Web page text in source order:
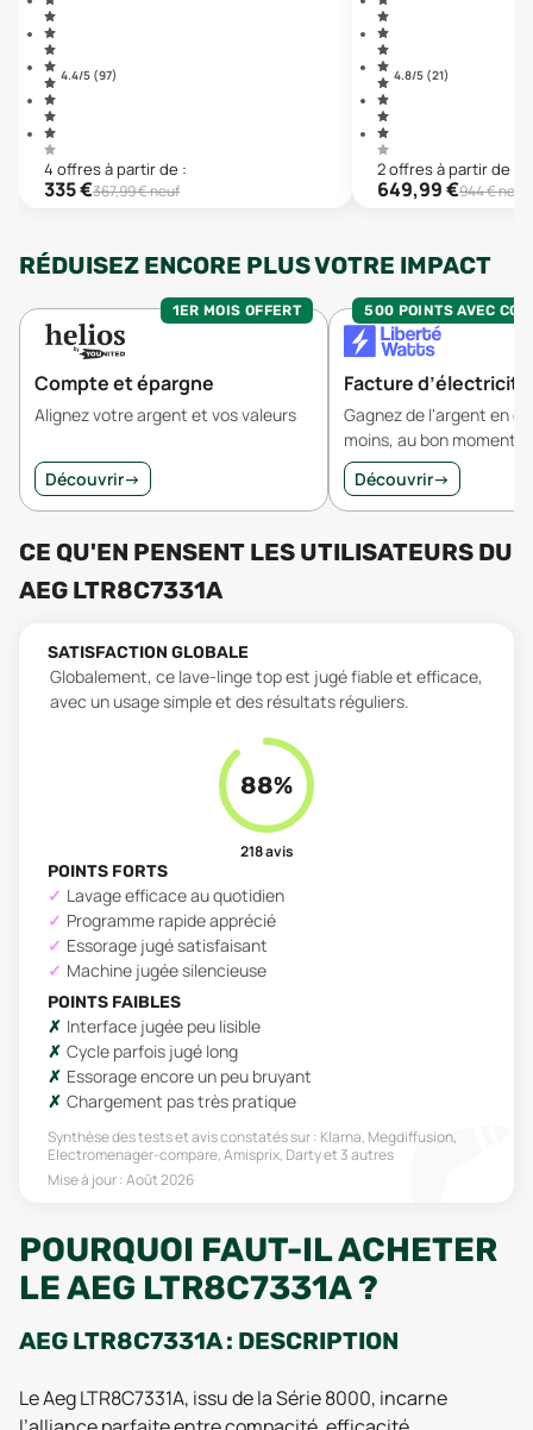
4.4/5 (97)
4 offresà partir de :
335€367,99€ neuf
4.8/5 (21)
2offresà partir de :
649,99€944€ neuf
RÉDUISEZ ENCORE PLUS VOTRE IMPACT
1ER MOIS OFFERT
Compte et épargne
Alignez votre argent et vos valeurs
Découvrir→
500 POINTS AVEC
Facture d’électricité
Gagnez de l'argent en
moins, au bon moment.
Découvrir→
CE QU'EN PENSENT LES UTILISATEURS DU
AEG LTR8C7331A
SATISFACTION GLOBALE
Globalement, ce lave-linge top est jugé fiable et efficace,
avec un usage simple et des résultats réguliers.
88%
218avis
POINTS FORTS
Lavage efficace au quotidien
Programme rapide apprécié
Essorage jugé satisfaisant
Machine jugée silencieuse
POINTS FAIBLES
Interface jugée peu lisible
Cycle parfois jugé long
Essorage encore un peu bruyant
Chargement pas très pratique
Synthèse des tests et avis constatés sur : Klarna, Megdiffusion,
Electromenager-compare, Amisprix, Dartyet 3 autres
Mise à jour :Août 2026
POURQUOI FAUT-IL ACHETER
LE AEG LTR8C7331A ?
AEG LTR8C7331A : DESCRIPTION
Le Aeg LTR8C7331A, issu de la Série 8000, incarne